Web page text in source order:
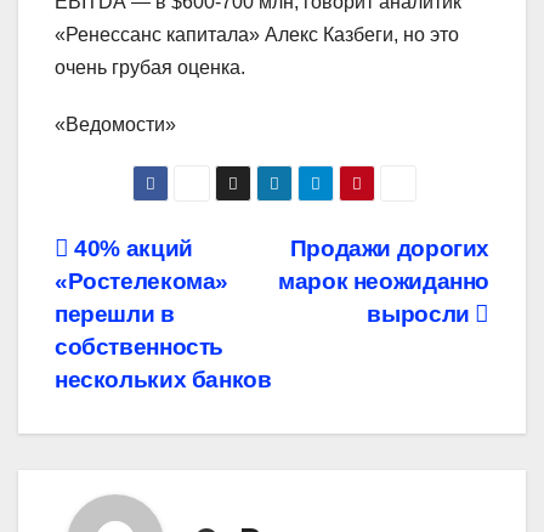
«Ренессанс капитала» Алекс Казбеги, но это
очень грубая оценка.
«Ведомости»
Навигация
по
записям
Продажи дорогих
марок неожиданно
выросли
40% акций
«Ростелекома»
перешли в
собственность
нескольких банков